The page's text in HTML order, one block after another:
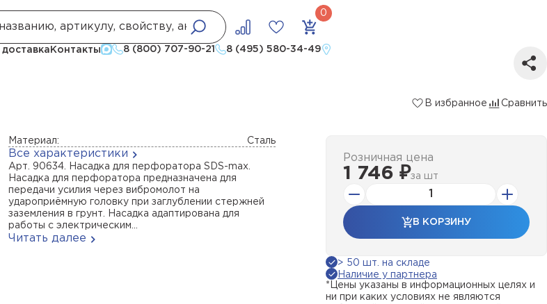
Контакты 8 (800) 707-90-21 8 (495) 580-34-49
SDS-max
В избранное Сравнить
Материал: Сталь
Все характеристики
Арт. 90634. Насадка для перфоратора SDS-max.
Насадка для перфоратора предназначена для
передачи усилия через вибромолот на
удароприёмную головку при заглублении стержней
заземления в грунт. Насадка адаптирована для
работы с электрическим...
Читать далее
Розничная цена
1 746 ₽за шт
В КОРЗИНУ
> 50 шт. на складе
Наличие у партнера
*Цены указаны в информационных целях и
ни при каких условиях не являются